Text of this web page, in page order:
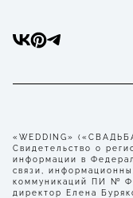
«WEDDING»
Свидетельство о
информации в
связи,
коммуникаций ПИ №
директор Елена